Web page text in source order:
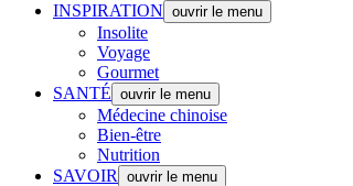
INSPIRATION ouvrir le menu
Insolite
Voyage
Gourmet
SANTÉ ouvrir le menu
Médecine chinoise
Bien-être
Nutrition
SAVOIR
ouvrir le menu